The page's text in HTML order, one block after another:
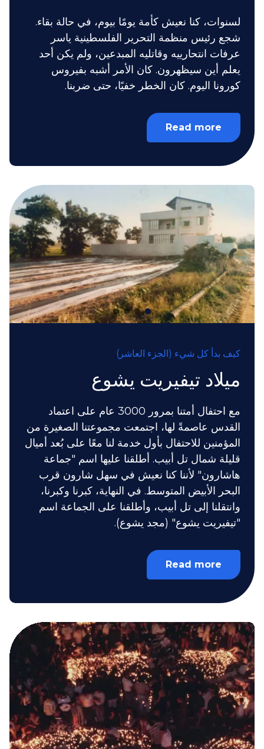
لسنوات، كنا نعيش كأمة يومًا بيوم، في حالة بقاء.
شجع رئيس منظمة التحرير الفلسطينية ياسر
عرفات انتحارييه وقاتليه المبدعين، ولم يكن أحد
يعلم أين سيظهرون. كان الأمر أشبه بفيروس
كورونا اليوم. كان الخطر خفيًا، حتى ضربنا.
Read more
كيف بدأ كل شيء (الجزء العاشر)
ميلاد تيفيريت يشوع
مع احتفال أمتنا بمرور 3000 عام على اعتماد
القدس عاصمةً لها، اجتمعت مجموعتنا الصغيرة من
المؤمنين للاحتفال بأول خدمة لنا معًا على بُعد أميال
قليلة شمال تل أبيب. أطلقنا عليها اسم "جماعة
هاشارون" لأننا كنا نعيش في سهل شارون قرب
البحر الأبيض المتوسط. في النهاية، كبرنا وكبرنا،
وانتقلنا إلى تل أبيب، وأطلقنا على الجماعة اسم
"تيفيريت يشوع" (مجد يشوع).
Read more